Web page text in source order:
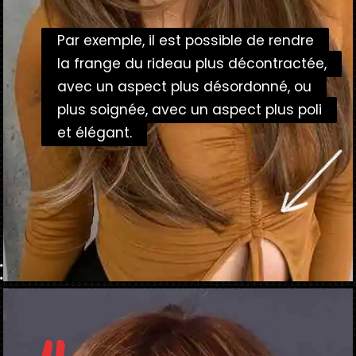
Par exemple, il est possible de rendre
la frange du rideau plus décontractée,
avec un aspect plus désordonné, ou
plus soignée, avec un aspect plus poli
et élégant.
Par exemple, il est possible de rendre
la frange du rideau plus décontractée,
avec un aspect plus désordonné, ou
plus soignée, avec un aspect plus poli
et élégant.